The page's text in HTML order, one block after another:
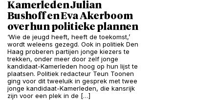
Kamerleden Julian
Bushoff en Eva Akerboom
over hun politieke plannen
‘Wie de jeugd heeft, heeft de toekomst,’
wordt weleens gezegd. Ook in politiek Den
Haag proberen partijen jonge kiezers te
trekken, onder meer door zelf jonge
kandidaat-Kamerleden hoog op hun lijst te
plaatsen. Politiek redacteur Teun Toonen
ging voor dit tweeluik in gesprek met twee
jonge kandidaat-Kamerleden, die kansrijk
zijn voor een plek in de […]